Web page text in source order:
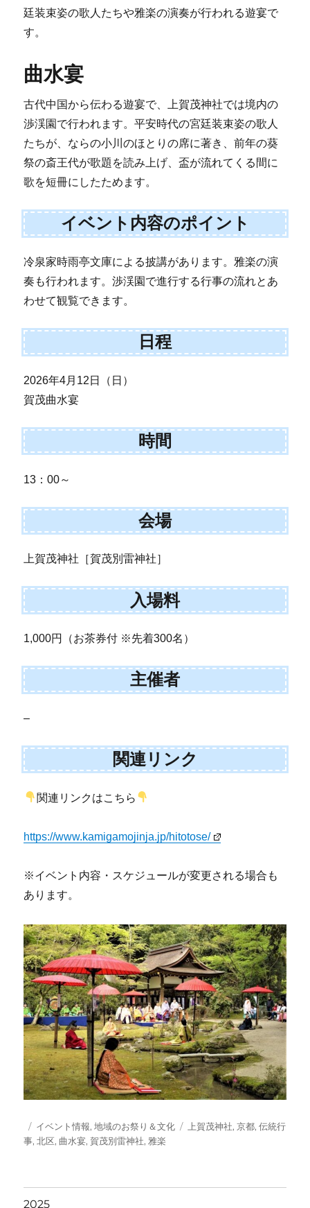
廷装束姿の歌人たちや雅楽の演奏が行われる遊宴で
す。
曲水宴
古代中国から伝わる遊宴で、上賀茂神社では境内の
渉渓園で行われます。平安時代の宮廷装束姿の歌人
たちが、ならの小川のほとりの席に著き、前年の葵
祭の斎王代が歌題を読み上げ、盃が流れてくる間に
歌を短冊にしたためます。
イベント内容のポイント
冷泉家時雨亭文庫による披講があります。雅楽の演
奏も行われます。渉渓園で進行する行事の流れとあ
わせて観覧できます。
日程
2026年4月12日（日）
賀茂曲水宴
時間
13：00～
会場
上賀茂神社［賀茂別雷神社］
入場料
1,000円（お茶券付 ※先着300名）
主催者
–
関連リンク
関連リンクはこちら
https://www.kamigamojinja.jp/hitotose/
※イベント内容・スケジュールが変更される場合も
あります。
投
稿
カ
テ
イベント情報,地域のお祭り＆文化
タ
上賀茂神社,京都,伝統行
事,北区, 曲水宴, 賀茂別雷神社, 雅楽
2025